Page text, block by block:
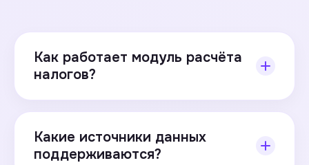
Как работает модуль расчёта
налогов?
формирует регистры и отчётные формы с
сохранением аудиторского следа.
Какие источники данных
поддерживаются?